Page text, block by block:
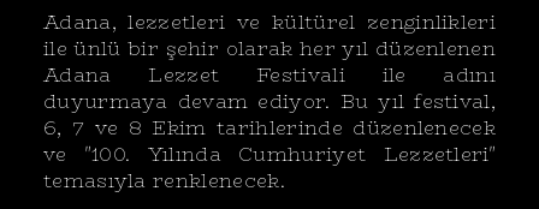
Adana, lezzetleri ve kültürel zenginlikleri
ile ünlü bir şehir olarak her yıl düzenlenen
Adana Lezzet Festivali ile adını
duyurmaya devam ediyor. Bu yıl festival,
6, 7 ve 8 Ekim tarihlerinde düzenlenecek
ve "100. Yılında Cumhuriyet Lezzetleri"
temasıyla renklenecek.